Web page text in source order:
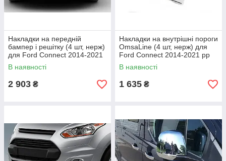
Накладки на передній
бампер і решітку (4 шт, нерж)
для Ford Connect 2014-2021
рр
В наявності
2 903 ₴
Накладки на внутрішні пороги
OmsaLine (4 шт, нерж) для
Ford Connect 2014-2021 рр
В наявності
1 635 ₴